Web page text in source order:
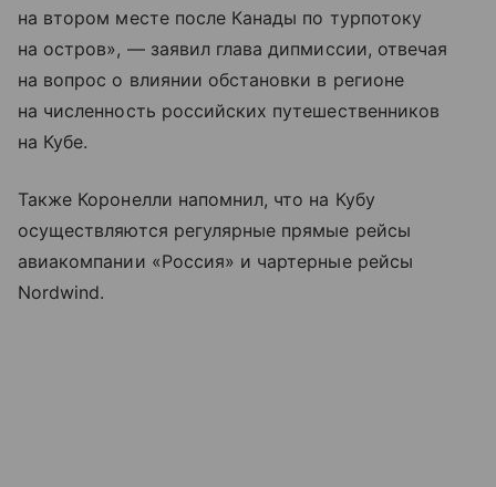
на втором месте после Канады по турпотоку
на остров», — заявил глава дипмиссии, отвечая
на вопрос о влиянии обстановки в регионе
на численность российских путешественников
на Кубе.
Также Коронелли напомнил, что на Кубу
осуществляются регулярные прямые рейсы
авиакомпании «Россия» и чартерные рейсы
Nordwind.